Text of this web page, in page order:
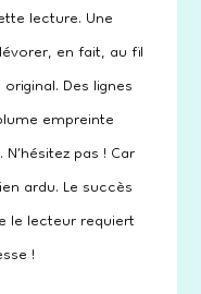
lecture. Une
en fait, au fil
Des lignes
empreinte
pas ! Car
ardu. Le succès
le lecteur requiert
!